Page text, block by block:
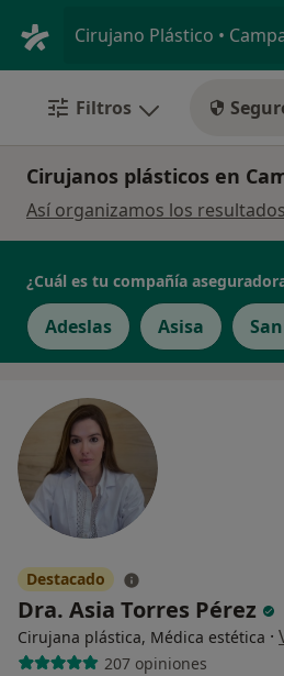
Filtros
Cirujanos plásticos en
Así organizamos los resultados
¿Cuál es tu compañía
Adeslas Asisa
Destacado
Dra. Asia Torres Pérez
Cirujana plástica, Médica estética ·
207 opiniones